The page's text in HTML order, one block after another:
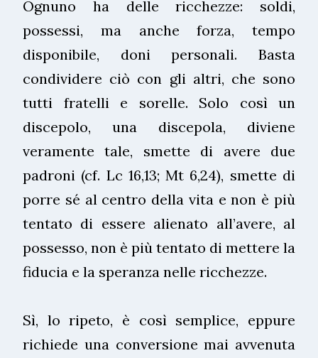
Ognuno ha delle ricchezze: soldi,
possessi, ma anche forza, tempo
disponibile, doni personali. Basta
condividere ciò con gli altri, che sono
tutti fratelli e sorelle. Solo così un
discepolo, una discepola, diviene
veramente tale, smette di avere due
padroni (cf. Lc 16,13; Mt 6,24), smette di
porre sé al centro della vita e non è più
tentato di essere alienato all’avere, al
possesso, non è più tentato di mettere la
fiducia e la speranza nelle ricchezze.
Sì, lo ripeto, è così semplice, eppure
richiede una conversione mai avvenuta